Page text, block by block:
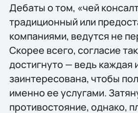
Дебаты о том, «чей
традиционный или
компаниями, ведутся не
Скорее всего, согласие
достигнуто — ведь каждая
заинтересована, чтобы
именно ее услугами.
противостояние, однако,